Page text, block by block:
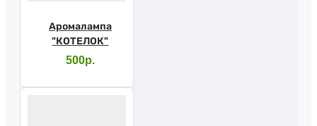
Аромалампа
"КОТЕЛОК"
500р.